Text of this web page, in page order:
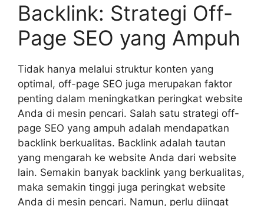
Backlink: Strategi Off-
Page SEO yang Ampuh
Tidak hanya melalui struktur konten yang
optimal, off-page SEO juga merupakan faktor
penting dalam meningkatkan peringkat website
Anda di mesin pencari. Salah satu strategi off-
page SEO yang ampuh adalah mendapatkan
backlink berkualitas. Backlink adalah tautan
yang mengarah ke website Anda dari website
lain. Semakin banyak backlink yang berkualitas,
maka semakin tinggi juga peringkat website
Anda di mesin pencari. Namun, perlu diingat